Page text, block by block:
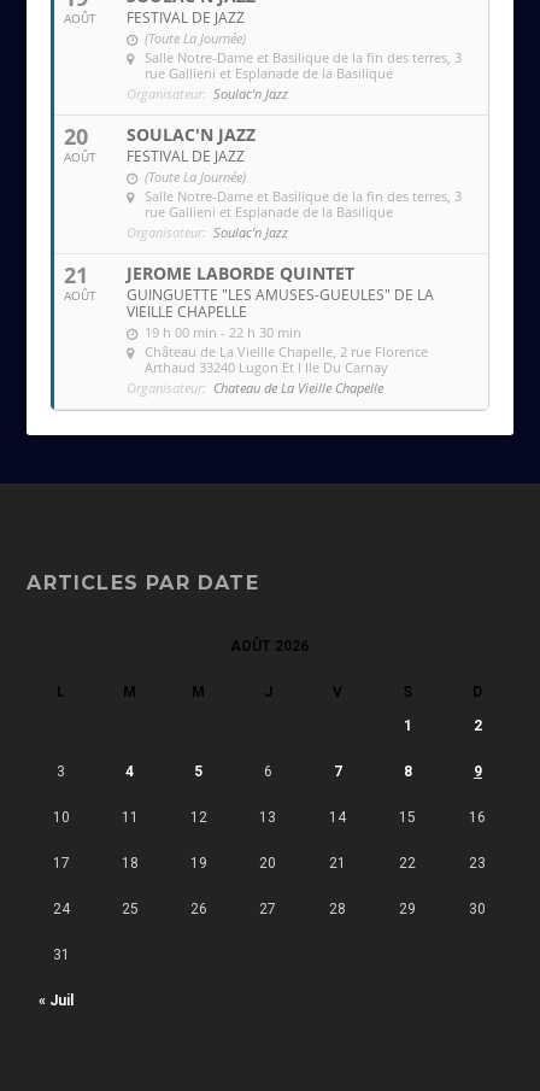
AOÛT FESTIVAL DE JAZZ
(Toute La Journée)
Salle Notre-Dame et Basilique de la fin des terres , 3
rue Gallieni et Esplanade de la Basilique
Organisateur: Soulac'n Jazz
20
AOÛT
SOULAC'N JAZZ
FESTIVAL DE JAZZ
(Toute La Journée)
Salle Notre-Dame et Basilique de la fin des terres , 3
rue Gallieni et Esplanade de la Basilique
Organisateur: Soulac'n Jazz
21
AOÛT
JEROME LABORDE QUINTET
GUINGUETTE "LES AMUSES-GUEULES" DE LA
VIEILLE CHAPELLE
19 h 00 min - 22 h 30 min
Château de La Vieille Chapelle , 2 rue Florence
Arthaud 33240 Lugon Et l Ile Du Carnay
Organisateur: Chateau de La Vieille Chapelle
ARTICLES PAR DATE
AOÛT 2026
L M M J V S D
« Juil
1 2
3 4 5 6 7 8 9
10 11 12 13 14 15 16
17 18 19 20 21 22 23
24 25 26 27 28 29 30
31